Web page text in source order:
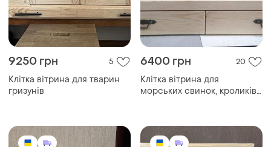
9250 грн 5
Клітка вітрина для тварин
гризунів
6400 грн 20
Клітка вітрина для
морських свинок, кроликів,